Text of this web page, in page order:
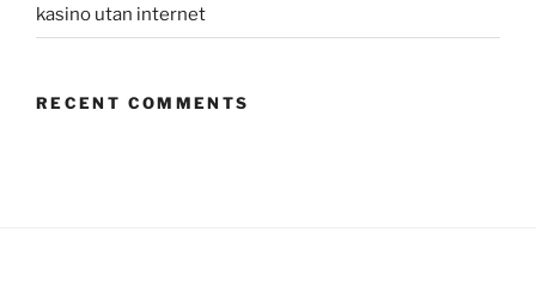
kasino utan internet
RECENT COMMENTS